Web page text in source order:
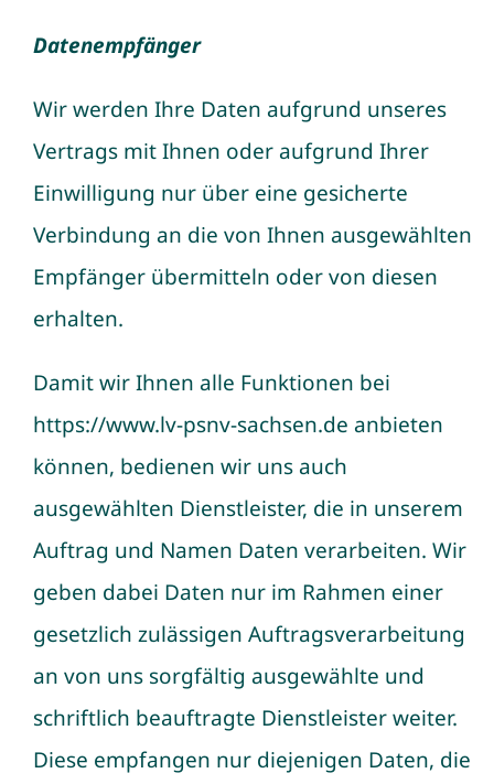
Datenempfänger
Wir werden Ihre Daten aufgrund unseres
Vertrags mit Ihnen oder aufgrund Ihrer
Einwilligung nur über eine gesicherte
Verbindung an die von Ihnen ausgewählten
Empfänger übermitteln oder von diesen
erhalten.
Damit wir Ihnen alle Funktionen bei
https://www.lv-psnv-sachsen.de anbieten
können, bedienen wir uns auch
ausgewählten Dienstleister, die in unserem
Auftrag und Namen Daten verarbeiten. Wir
geben dabei Daten nur im Rahmen einer
gesetzlich zulässigen Auftragsverarbeitung
an von uns sorgfältig ausgewählte und
schriftlich beauftragte Dienstleister weiter.
Diese empfangen nur diejenigen Daten, die